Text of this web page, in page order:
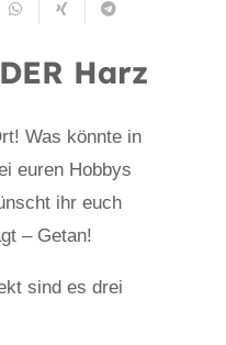
Harz
Was könnte in
euren Hobbys
ihr euch
– Getan!
sind es drei